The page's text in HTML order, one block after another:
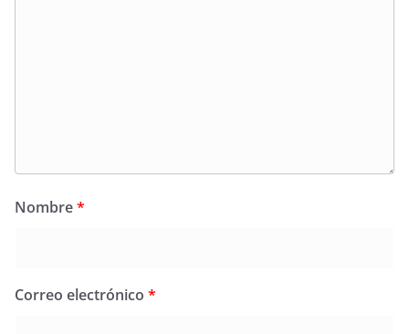
Nombre*
Correo electrónico *